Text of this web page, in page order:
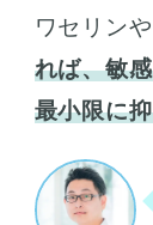
ワセリン
れば、敏
最小限に